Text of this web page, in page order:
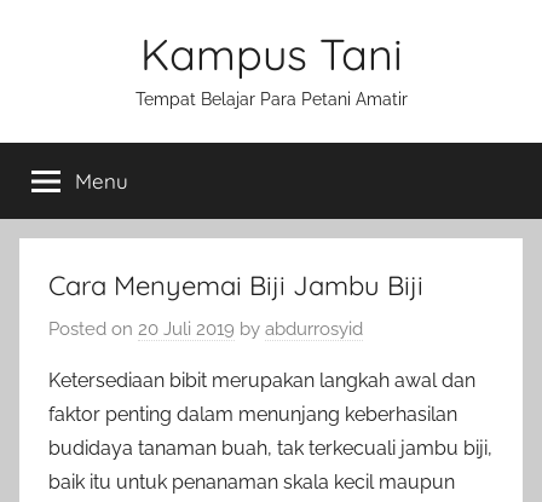
Kampus Tani
Tempat Belajar Para Petani Amatir
Menu
Cara Menyemai Biji Jambu Biji
Posted on 20 Juli 2019 by abdurrosyid
Ketersediaan bibit merupakan langkah awal dan
faktor penting dalam menunjang keberhasilan
budidaya tanaman buah, tak terkecuali jambu biji,
baik itu untuk penanaman skala kecil maupun